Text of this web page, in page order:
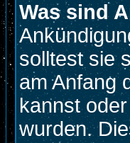
Was sind
solltest sie
am Anfang
kannst
wurden.